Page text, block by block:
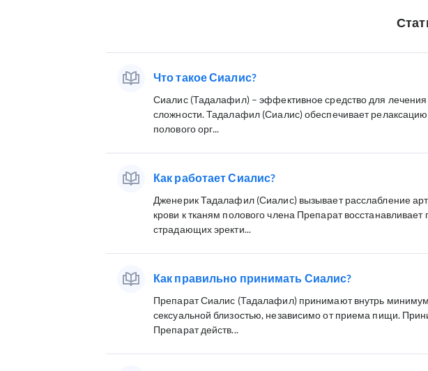
Что такое Сиалис?
Сиалис (Тадалафил) – эффективное средство для
сложности. Тадалафил (Сиалис) обеспечивает
полового орг...
Как работает Сиалис?
Дженерик Тадалафил (Сиалис) вызывает расслабление
крови к тканям полового члена Препарат
страдающих эректи...
Как правильно принимать Сиалис?
Препарат Сиалис (Тадалафил) принимают внутрь
сексуальной близостью, независимо от приема пищи.
Препарат действ...